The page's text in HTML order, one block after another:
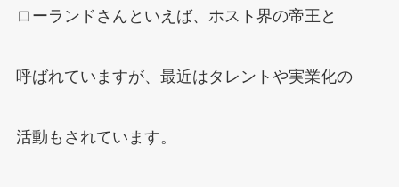
ローランドさんといえば、ホスト界の帝王と
呼ばれていますが、最近はタレントや実業化の
活動もされています。